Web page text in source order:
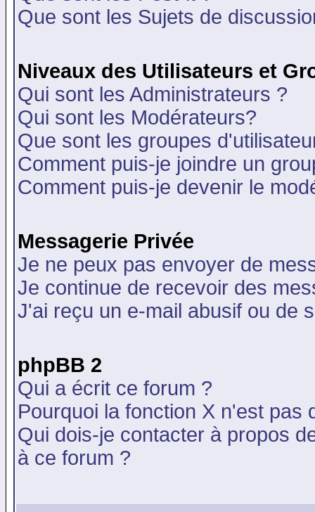
Que sont les Sujets de
Niveaux des Utilisateurs et
Qui sont les Administrateurs ?
Qui sont les Modérateurs?
Que sont les groupes
Comment puis-je joindre un
Comment puis-je devenir le
Messagerie Privée
Je ne peux pas envoyer de
Je continue de recevoir des
J'ai reçu un e-mail abusif ou de
phpBB 2
Qui a écrit ce forum ?
Pourquoi la fonction X n'est pas
Qui dois-je contacter à propos
à ce forum ?